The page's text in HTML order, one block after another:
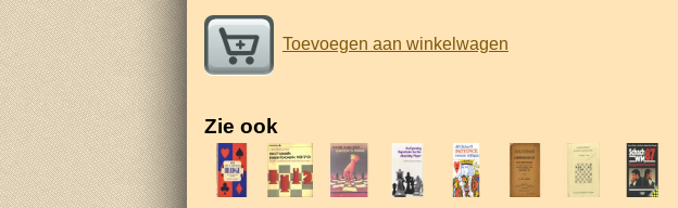
Toevoegen aan winkelwagen
Zie ook